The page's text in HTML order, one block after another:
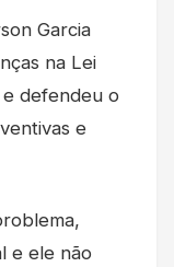
Garcia
na Lei
defendeu o
e
e ele não